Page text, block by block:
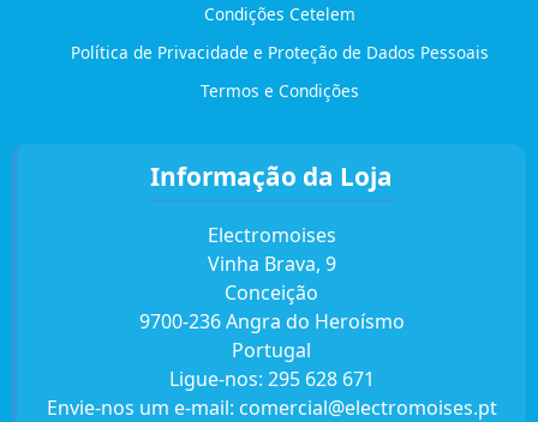
Condições Cetelem
Política de Privacidade e Proteção de Dados Pessoais
Termos e Condições
Informação da Loja
Electromoises
Vinha Brava, 9
Conceição
9700-236 Angra do Heroísmo
Portugal
Ligue-nos: 295 628 671
Envie-nos um e-mail: comercial@electromoises.pt